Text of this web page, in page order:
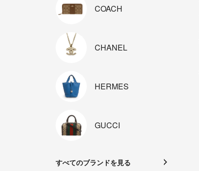
COACH
CHANEL
HERMES
GUCCI
すべてのブランドを見る